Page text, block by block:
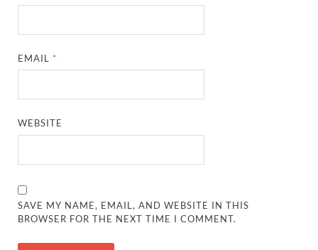
EMAIL *
WEBSITE
SAVE MY NAME, EMAIL, AND WEBSITE IN THIS
BROWSER FOR THE NEXT TIME I COMMENT.